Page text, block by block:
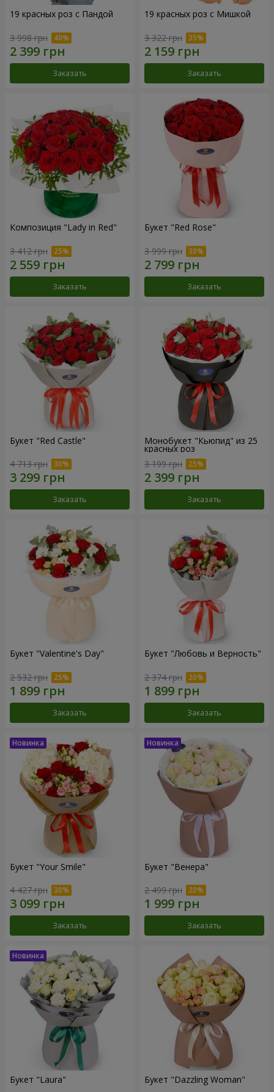
19 красных роз с Пандой
3 998 грн
Заказать
19 красных роз с Мишкой
3 322 грн
Заказать
Композиция "Lady in Red"
3 412 грн
Заказать
Букет "Red Rose"
3 999 грн
Заказать
Букет "Red Castle"
4 713 грн
Заказать
Монобукет "Кьюпид" из 25
красных роз
3 199 грн
Заказать
Букет "Valentine's Day"
2 532 грн
Заказать
Букет "Любовь и Верность"
2 374 грн
Заказать
Букет "Your Smile"
4 427 грн
Заказать
Букет "Венера"
2 499 грн
Заказать
Букет "Laura" Букет "Dazzling Woman"